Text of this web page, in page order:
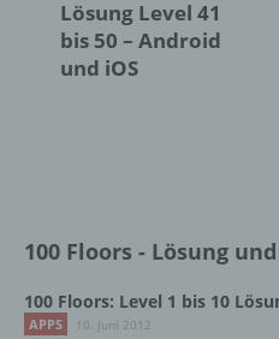
Lösung Level 41
bis 50 – Android
und iOS
100 Floors - Lösung
100 Floors: Level 1 bis 10
APPS 10. Juni 2012
Dritter ist eine
Person, Behörde,
Stelle außer der
Verantwortlichen,
und den Personen,
unmittelbaren
k) Einwilligung